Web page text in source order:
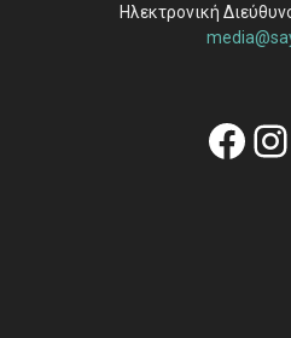
Ηλεκτρονική